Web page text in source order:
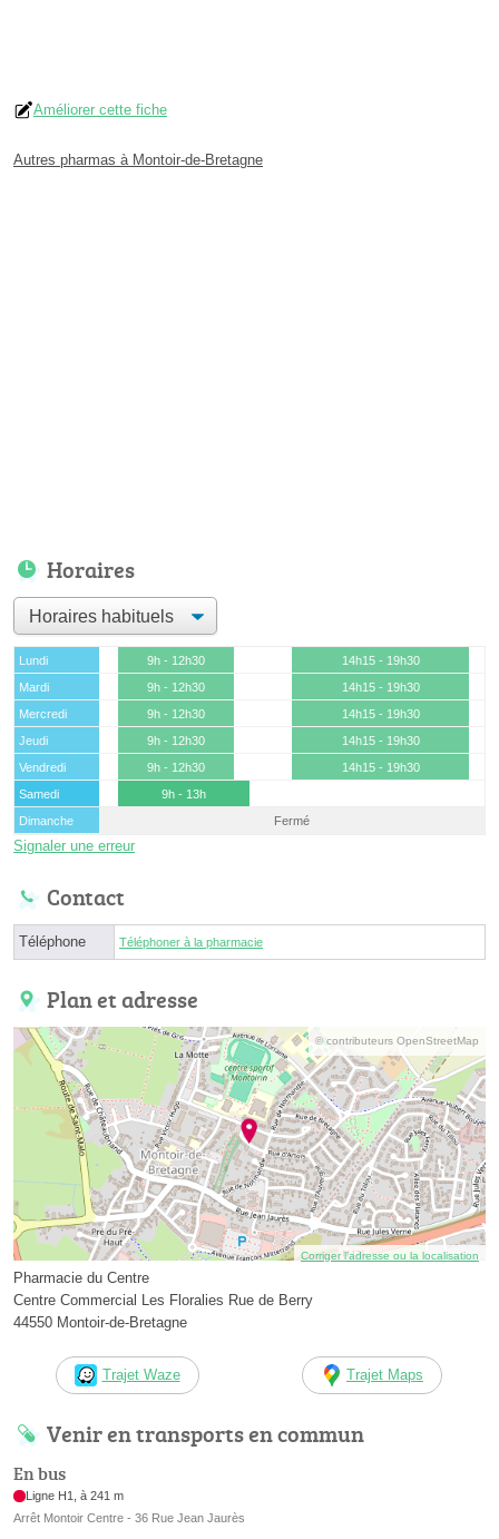
Améliorer cette fiche
Autres pharmas à Montoir-de-Bretagne
Horaires
Lundi 9h - 12h30
14h15 - 19h30
Mardi
9h - 12h30
14h15 - 19h30
Mercredi
9h - 12h30
14h15 - 19h30
Jeudi
9h - 12h30
14h15 - 19h30
Vendredi
9h - 12h30
14h15 - 19h30
Samedi
9h - 13h
Dimanche
Fermé
Signaler une erreur
Contact
Téléphone Téléphoner à la pharmacie
Plan et adresse
© contributeurs OpenStreetMap
Corriger l’adresse ou la localisation
Pharmacie du Centre
Centre Commercial Les Floralies Rue de Berry
44550 Montoir-de-Bretagne
Trajet Waze Trajet Maps
Venir en transports en commun
En bus
Ligne H1, à 241 m
Arrêt Montoir Centre - 36 Rue Jean Jaurès